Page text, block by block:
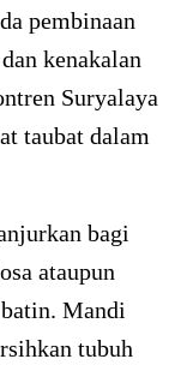
pembinaan
kenakalan
Suryalaya
taubat dalam
bagi
ataupun
Mandi
tubuh